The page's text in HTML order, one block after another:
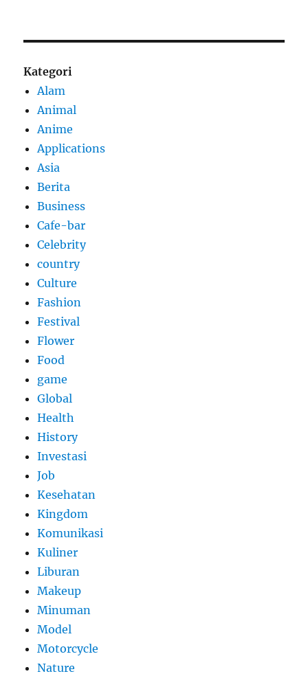
Kategori
Alam
Animal
Anime
Applications
Asia
Berita
Business
Cafe-bar
Celebrity
country
Culture
Fashion
Festival
Flower
Food
game
Global
Health
History
Investasi
Job
Kesehatan
Kingdom
Komunikasi
Kuliner
Liburan
Makeup
Minuman
Model
Motorcycle
Nature